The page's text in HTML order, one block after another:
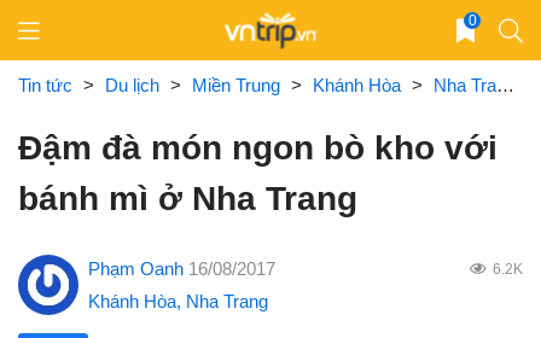
content
0
Tin tức > Du lịch > Miền Trung > Khánh Hòa > Nha Trang
Đậm đà món ngon bò kho với
bánh mì ở Nha Trang
Phạm Oanh 16/08/2017 6.2K
Khánh Hòa, Nha Trang